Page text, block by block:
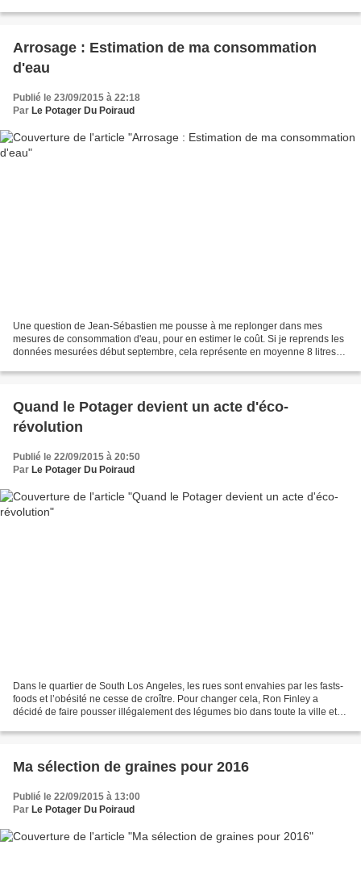
Arrosage : Estimation de ma consommation
d'eau
Publié le 23/09/2015 à 22:18
Par Le Potager Du Poiraud
Une question de Jean-Sébastien me pousse à me replonger dans mes
mesures de consommation d'eau, pour en estimer le coût. Si je reprends les
données mesurées début septembre, cela représente en moyenne 8 litres
Quand le Potager devient un acte d'éco-
révolution
Publié le 22/09/2015 à 20:50
Par Le Potager Du Poiraud
Dans le quartier de South Los Angeles, les rues sont envahies par les fasts-
foods et l’obésité ne cesse de croître. Pour changer cela, Ron Finley a
décidé de faire pousser illégalement des légumes bio dans toute la ville et
Ma sélection de graines pour 2016
Publié le 22/09/2015 à 13:00
Par Le Potager Du Poiraud